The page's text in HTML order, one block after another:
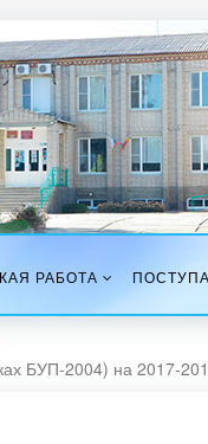
РАБОТА
БУП-2004) на 2017-